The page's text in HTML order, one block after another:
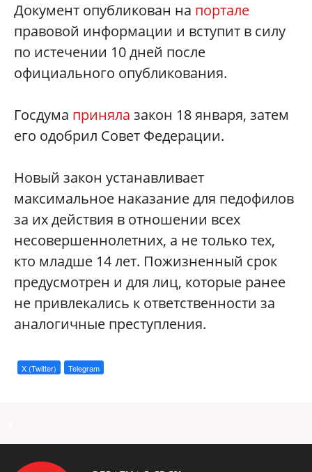
Документ опубликован на портале
правовой информации и вступит в силу
по истечении 10 дней после
официального опубликования.
Госдума приняла закон 18 января, затем
его одобрил Совет Федерации.
Новый закон устанавливает
максимальное наказание для педофилов
за их действия в отношении всех
несовершеннолетних, а не только тех,
кто младше 14 лет. Пожизненный срок
предусмотрен и для лиц, которые ранее
не привлекались к ответственности за
аналогичные преступления.
X (Twitter) Telegram